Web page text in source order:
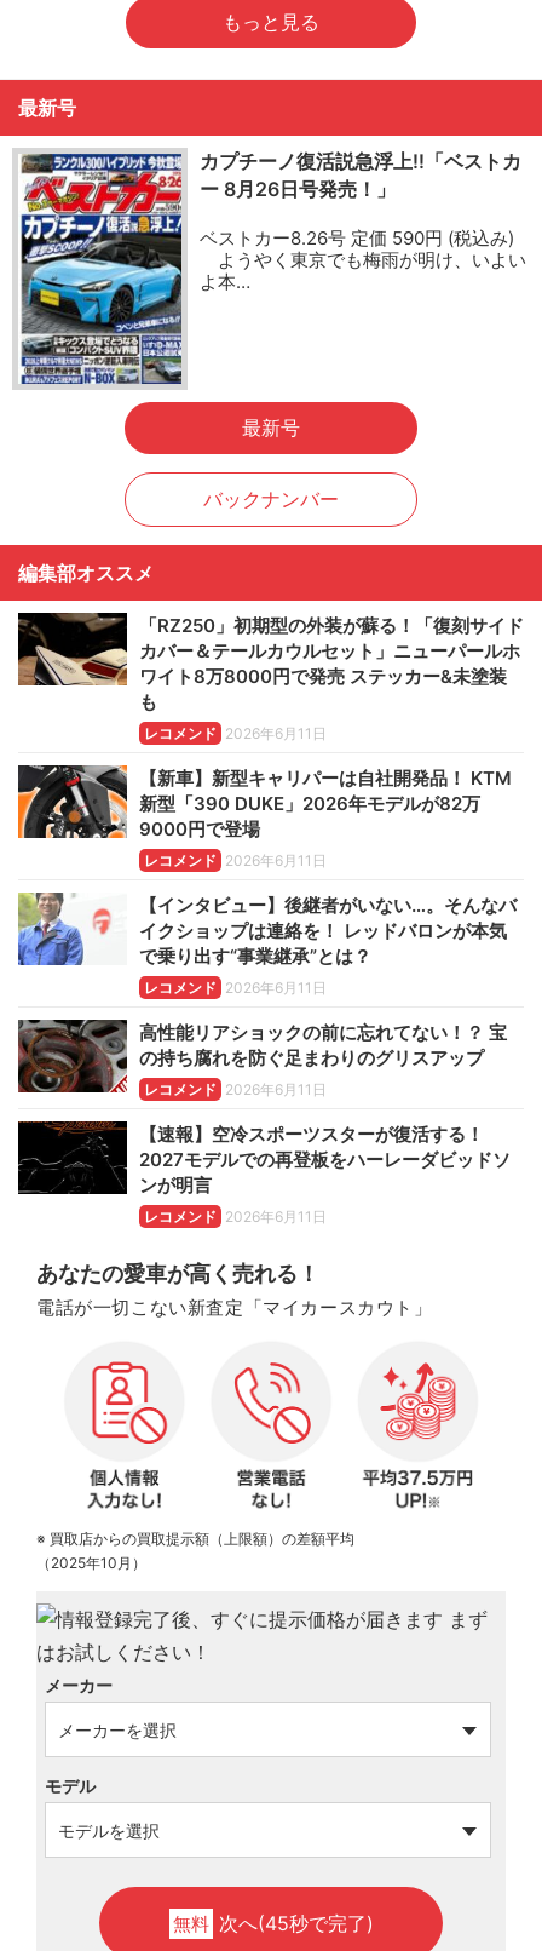
もっと見る
最新号
カプチーノ復活説急浮上!!「ベストカ
ー 8月26日号発売！」
ベストカー8.26号 定価 590円 (税込み)
ようやく東京でも梅雨が明け、いよい
よ本…
最新号
バックナンバー
編集部オススメ
「RZ250」初期型の外装が蘇る！「復刻サイド
カバー＆テールカウルセット」ニューパールホ
ワイト8万8000円で発売 ステッカー&未塗装
も
レコメンド 2026年6月11日
【新車】新型キャリパーは自社開発品！ KTM
新型「390 DUKE」2026年モデルが82万
9000円で登場
レコメンド 2026年6月11日
【インタビュー】後継者がいない…。そんなバ
イクショップは連絡を！ レッドバロンが本気
で乗り出す“事業継承”とは？
レコメンド 2026年6月11日
高性能リアショックの前に忘れてない！？ 宝
の持ち腐れを防ぐ足まわりのグリスアップ
レコメンド 2026年6月11日
【速報】空冷スポーツスターが復活する！
2027モデルでの再登板をハーレーダビッドソ
ンが明言
レコメンド 2026年6月11日
あなたの愛車が高く売れる！
電話が一切こない新査定「マイカースカウト」
※ 買取店からの買取提示額（上限額）の差額平均
（2025年10月）
メーカー
モデル
無料 次へ(45秒で完了)